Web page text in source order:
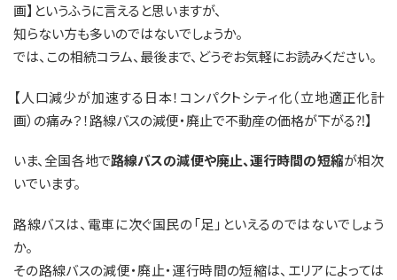
画】というふうに言えると思いますが、
知らない方も多いのではないでしょうか。
では、この相続コラム、最後まで、どうぞお気軽にお読みください。
【人口減少が加速する日本！コンパクトシティ化（立地適正化計
画）の痛み？！路線バスの減便・廃止で不動産の価格が下がる⁈】
いま、全国各地で路線バスの減便や廃止、運行時間の短縮が相次
いでいます。
路線バスは、電車に次ぐ国民の「足」といえるのではないでしょう
か。
その路線バスの減便・廃止・運行時間の短縮は、エリアによっては